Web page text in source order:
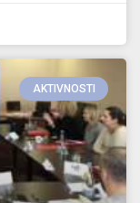
AKTIVNOSTI